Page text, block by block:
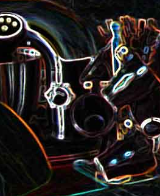
Tarte à la pralinoise et aux
noisettes
2